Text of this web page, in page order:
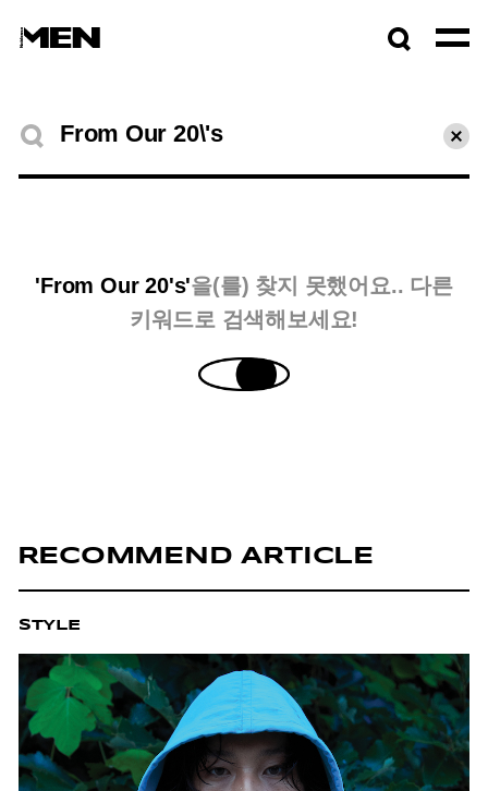
검색결과
초기
'From Our 20's'을(를) 찾지 못했어요.. 다른
키워드로 검색해보세요!
RECOMMEND ARTICLE
STYLE